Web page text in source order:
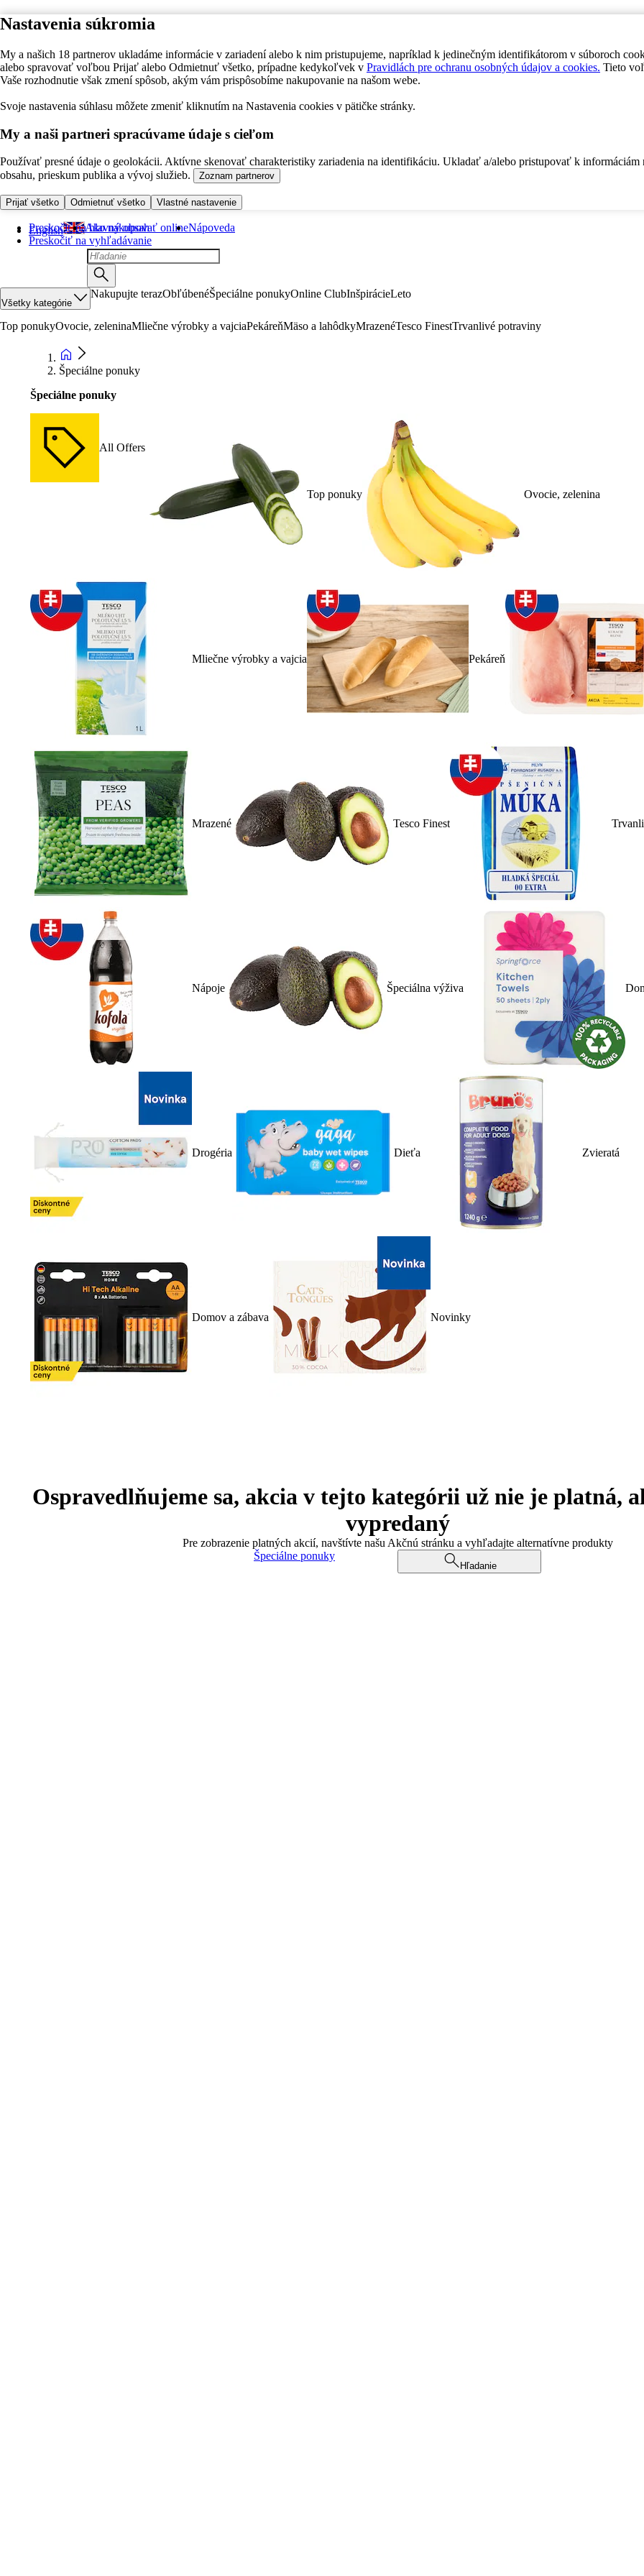
Nastavenia súkromia
My a našich 18 partnerov ukladáme informácie v zariadení alebo k nim pristupujeme, napríklad k jedinečným identifikátorom v súboroch
alebo spravovať voľbou Prijať alebo Odmietnuť všetko, prípadne kedykoľvek v Pravidlách pre ochranu osobných údajov a cookies. Tieto
Vaše rozhodnutie však zmení spôsob, akým vám prispôsobíme nakupovanie na našom webe.
Svoje nastavenia súhlasu môžete zmeniť kliknutím na Nastavenia cookies v pätičke stránky.
My a naši partneri spracúvame údaje s cieľom
Používať presné údaje o geolokácii. Aktívne skenovať charakteristiky zariadenia na identifikáciu. Ukladať a/alebo pristupovať k informáciám
obsahu, prieskum publika a vývoj služieb.
Zoznam partnerov
Prijať všetko Odmietnuť všetko Vlastné nastavenie
Preskočiť na hlavný obsah
Preskočiť na vyhľadávanie
English Ako nakupovať onlineNápoveda
Všetky kategórie
Nakupujte terazObľúbenéŠpeciálne ponukyOnline ClubInšpirácieLeto
Top ponukyOvocie, zeleninaMliečne výrobky a vajciaPekáreňMäso a lahôdkyMrazenéTesco FinestTrvanlivé potraviny
Špeciálne ponuky
Špeciálne ponuky
All Offers
Top ponuky Ovocie, zelenina
Mliečne výrobky a vajcia Pekáreň
Mrazené Tesco Finest
Nápoje Špeciálna výživa
Drogéria Dieťa Zvieratá
Domov a zábava Novinky
Ospravedlňujeme sa, akcia v tejto kategórii už nie je platná,
vypredaný
Pre zobrazenie platných akcií, navštívte našu Akčnú stránku a vyhľadajte alternatívne produkty
Špeciálne ponuky
Hľadanie